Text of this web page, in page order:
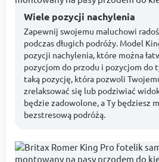
Wiele pozycji nachylenia
Zapewnij swojemu maluchowi
podczas długich podróży. Model
pozycji nachylenia, które można
pozycjom do przodu i pozycjom do
taką pozycję, która pozwoli
zrelaksować się lub podziwiać
będzie zadowolone, a Ty będziesz
bezstresową podróżą.